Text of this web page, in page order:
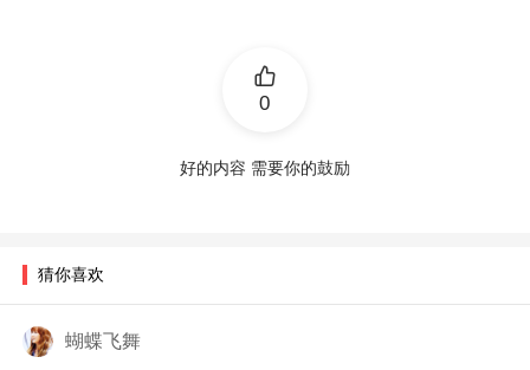
0
好的内容 需要你的鼓励
猜你喜欢
蝴蝶飞舞